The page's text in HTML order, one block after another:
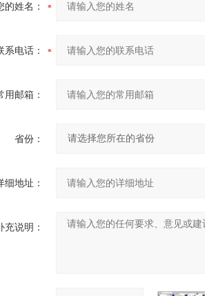
的姓名：
系电话：
用邮箱：
省份：
细地址：
充说明：